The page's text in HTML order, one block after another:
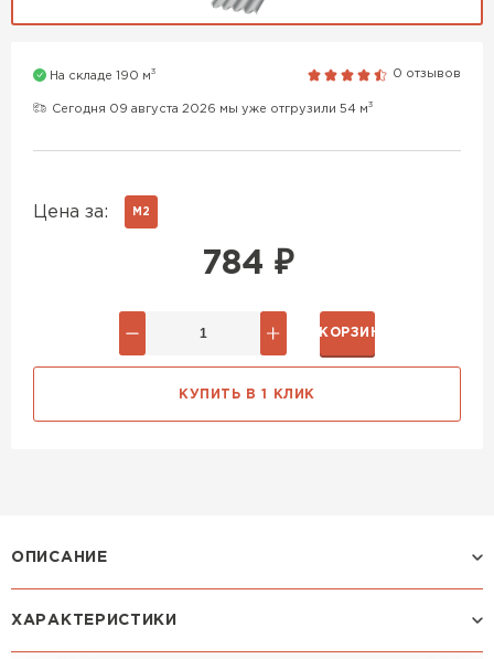
На складе 190 м3 0 отзывов
Сегодня 09 августа 2026 мы уже отгрузили 54 м3
Цена за: М2
784 ₽
В КОРЗИНУ
КУПИТЬ В 1 КЛИК
ОПИСАНИЕ
Профиль МОНТЕРРОСА:
ХАРАКТЕРИСТИКИ